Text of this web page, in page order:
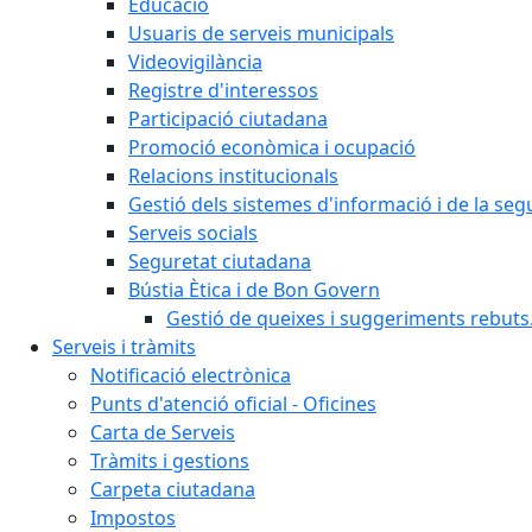
Usuaris de serveis municipals
Videovigilància
Registre d'interessos
Participació ciutadana
Promoció econòmica i ocupació
Relacions institucionals
Gestió dels sistemes d'informació i de la
Serveis socials
Seguretat ciutadana
Bústia Ètica i de Bon Govern
Gestió de queixes i suggeriments rebuts.
Serveis i tràmits
Notificació electrònica
Punts d'atenció oficial - Oficines
Carta de Serveis
Tràmits i gestions
Carpeta ciutadana
Impostos